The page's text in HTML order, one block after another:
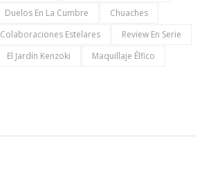
Duelos En La Cumbre
Chuaches
Colaboraciones Estelares
Review En Serie
El Jardín Kenzoki
Maquillaje Élfico